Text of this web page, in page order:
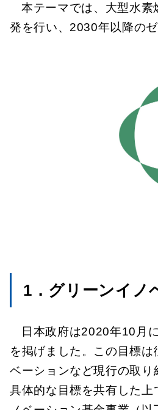
本テーマでは、大型水
発を行い、2030年以降の
1．グリーンイノ
日本政府は2020年10月
を掲げました。この目標
ベーションなど現行の取
具体的な目標を共有した